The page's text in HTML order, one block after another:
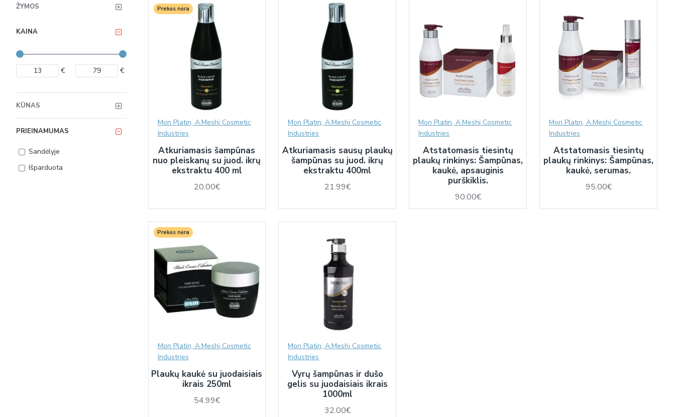
KAINA
€ €
KŪNAS
ŽYMOS
PRIEINAMUMAS
Sandėlyje
Išparduota
Prekės nėra
Mon Platin, A.Meshi Cosmetic
Industries
Atkuriamasis šampūnas
nuo pleiskanų su juod. ikrų
ekstraktu 400 ml
20.00€
Mon Platin, A.Meshi Cosmetic
Industries
Atkuriamasis sausų plaukų
šampūnas su juod. ikrų
ekstraktu 400ml
21.99€
Mon Platin, A.Meshi Cosmetic
Industries
Atstatomasis tiesintų
plaukų rinkinys: Šampūnas,
kaukė, apsauginis
purškiklis.
90.00€
Mon Platin, A.Meshi Cosmetic
Industries
Atstatomasis tiesintų
plaukų rinkinys: Šampūnas,
kaukė, serumas.
95.00€
Prekės nėra
Mon Platin, A.Meshi Cosmetic
Industries
Plaukų kaukė su juodaisiais
ikrais 250ml
54.99€
Mon Platin, A.Meshi Cosmetic
Industries
Vyrų šampūnas ir dušo
gelis su juodaisiais ikrais
1000ml
32.00€